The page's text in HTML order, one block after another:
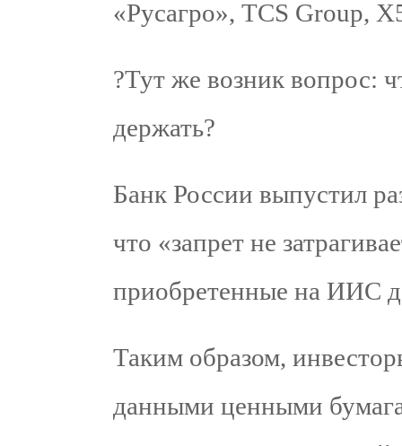
«Русагро», TCS Group,
?️Тут же возник вопрос:
держать?
Банк России выпустил
что «запрет не
приобретенные на ИИС
Таким образом,
данными ценными